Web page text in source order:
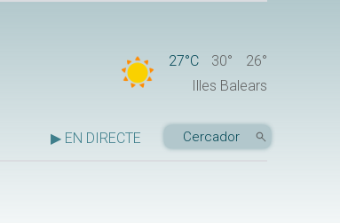
27°C 30°
26°
Illes Balears
▶ EN DIRECTE